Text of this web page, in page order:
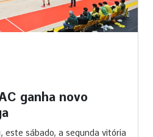
ganha novo
este sábado, a segunda vitória